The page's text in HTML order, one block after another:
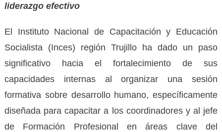
liderazgo efectivo
El Instituto Nacional de Capacitación y Educación
Socialista (Inces) región Trujillo ha dado un paso
significativo hacia el fortalecimiento de sus
capacidades internas al organizar una sesión
formativa sobre desarrollo humano, específicamente
diseñada para capacitar a los coordinadores y al jefe
de Formación Profesional en áreas clave del